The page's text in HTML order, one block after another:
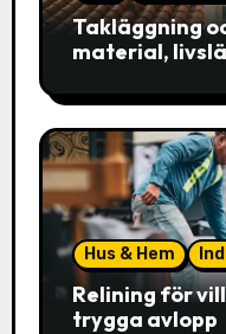
Takläggning
material,
Hus & Hem
Relining för
trygga avlopp